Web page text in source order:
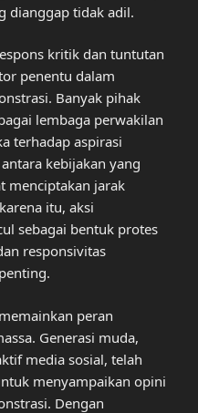
dianggap tidak adil.
kritik dan tuntutan
penentu dalam
Banyak pihak
lembaga perwakilan
terhadap aspirasi
kebijakan yang
menciptakan jarak
itu, aksi
sebagai bentuk protes
responsivitas
peran
Generasi muda,
media sosial, telah
menyampaikan opini
Dengan